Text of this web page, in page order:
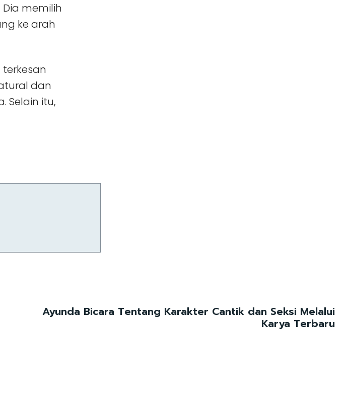
memilih
ke arah
dan
Selain itu,
Ayunda Bicara Tentang Karakter Cantik dan Seksi Melalui
Karya Terbaru